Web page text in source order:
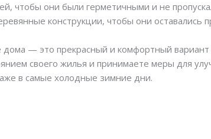
чтобы они были герметичными и не
конструкции, чтобы они оставались
— это прекрасный и комфортный
своего жилья и принимаете меры для
в самые холодные зимние дни.